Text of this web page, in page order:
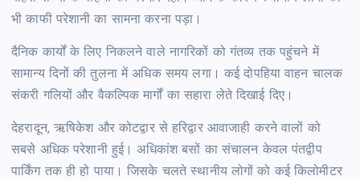
भी काफी परेशानी का सामना करना पड़ा।
दैनिक कार्यों के लिए निकलने वाले नागरिकों को गंतव्य तक पहुंचने में
सामान्य दिनों की तुलना में अधिक समय लगा। कई दोपहिया वाहन चालक
संकरी गलियों और वैकल्पिक मार्गों का सहारा लेते दिखाई दिए।
देहरादून, ऋषिकेश और कोटद्वार से हरिद्वार आवाजाही करने वालों को
सबसे अधिक परेशानी हुई। अधिकांश बसों का संचालन केवल पंतद्वीप
पार्किंग तक ही हो पाया। जिसके चलते स्थानीय लोगों को कई किलोमीटर